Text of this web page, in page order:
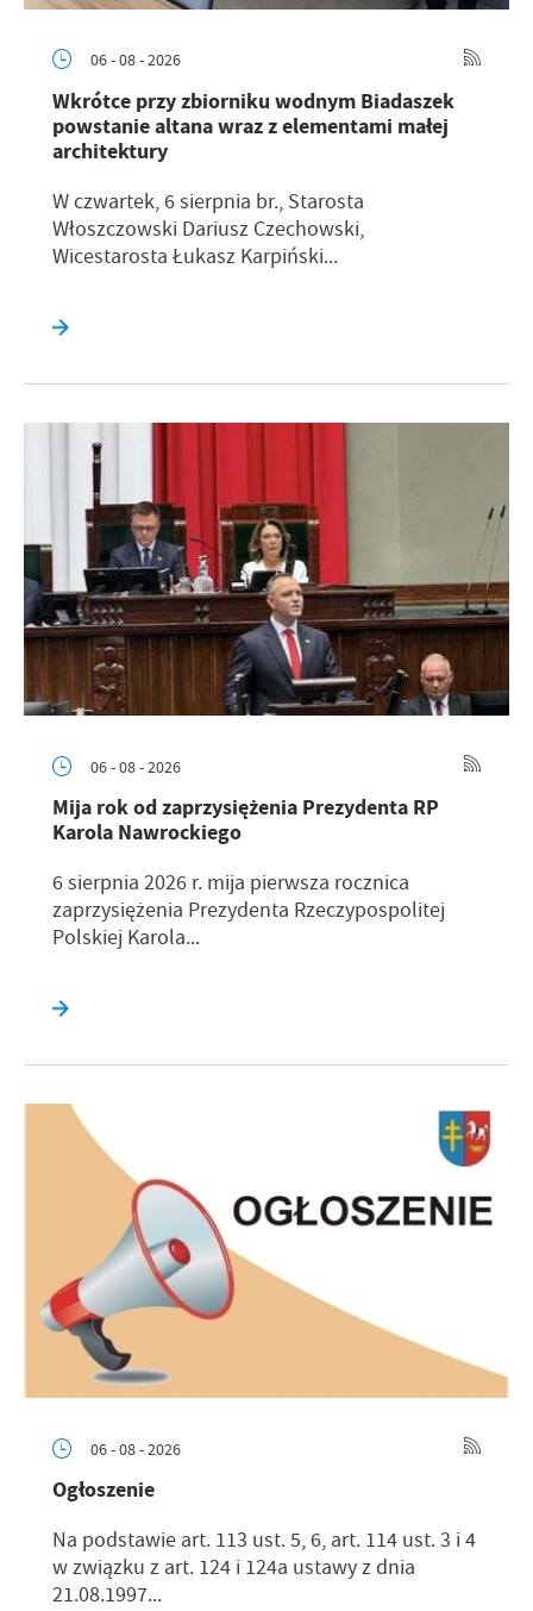
06 - 08 - 2026
Wkrótce przy zbiorniku wodnym Biadaszek
powstanie altana wraz z elementami małej
architektury
W czwartek, 6 sierpnia br., Starosta
Włoszczowski Dariusz Czechowski,
Wicestarosta Łukasz Karpiński...
06 - 08 - 2026
Mija rok od zaprzysiężenia Prezydenta RP
Karola Nawrockiego
6 sierpnia 2026 r. mija pierwsza rocznica
zaprzysiężenia Prezydenta Rzeczypospolitej
Polskiej Karola...
06 - 08 - 2026
Ogłoszenie
Na podstawie art. 113 ust. 5, 6, art. 114 ust. 3 i 4
w związku z art. 124 i 124a ustawy z dnia
21.08.1997...